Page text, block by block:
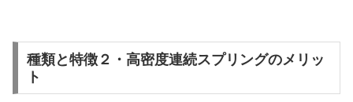
種類と特徴２・高密度連続スプリングのメリッ
ト